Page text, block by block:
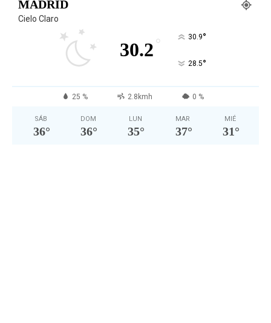
MADRID
Cielo Claro
30.2 ° 30.9°
28.5°
25 % 2.8kmh 0 %
SÁB
36°
DOM
36°
LUN
35°
MAR
37°
MIÉ
31°